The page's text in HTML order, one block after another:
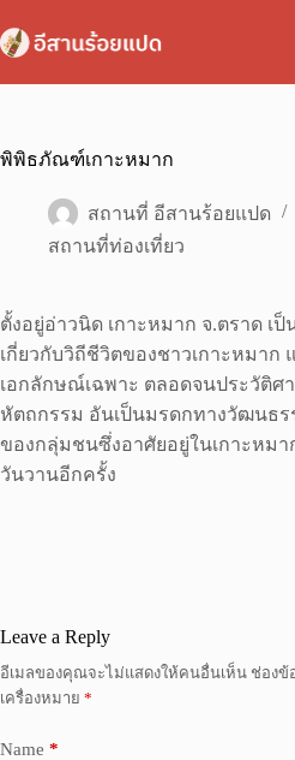
to
content
พิพิธภัณฑ์เกาะหมาก
สถานที่ อีสานร้อยแปด
สถานที่ท่องเที่ยว
ตั้งอยู่อ่าวนิด เกาะหมาก จ.ตราด
เกี่ยวกับวิถีชีวิตของชาวเกาะหมา
เอกลักษณ์เฉพาะ ตลอดจนประวัติศ
หัตถกรรม อันเป็นมรดกทางวัฒนธ
ของกลุ่มชนซึ่งอาศัยอยู่ในเกาะหมา
วันวานอีกครั้ง
Leave a Reply
อีเมลของคุณจะไม่แสดงให้คนอื่นเห็น ช่องข้
เครื่องหมาย *
Name *